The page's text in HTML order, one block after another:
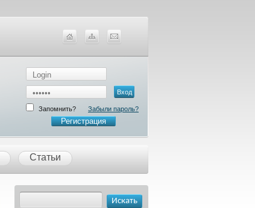
Запомнить? Забыли пароль?
Регистрация
Статьи